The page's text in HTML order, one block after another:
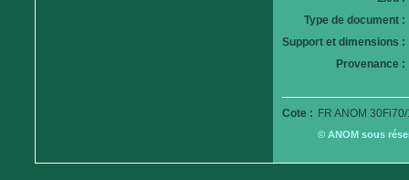
Type de document :
Support et dimensions :
Provenance :
Cote : FR ANOM
© ANOM sous